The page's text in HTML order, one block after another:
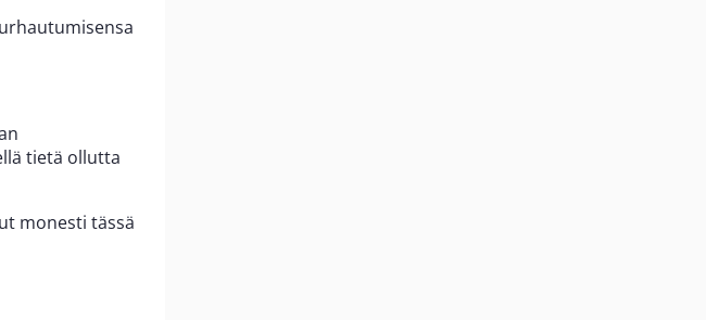
tietä ollutta
monesti tässä